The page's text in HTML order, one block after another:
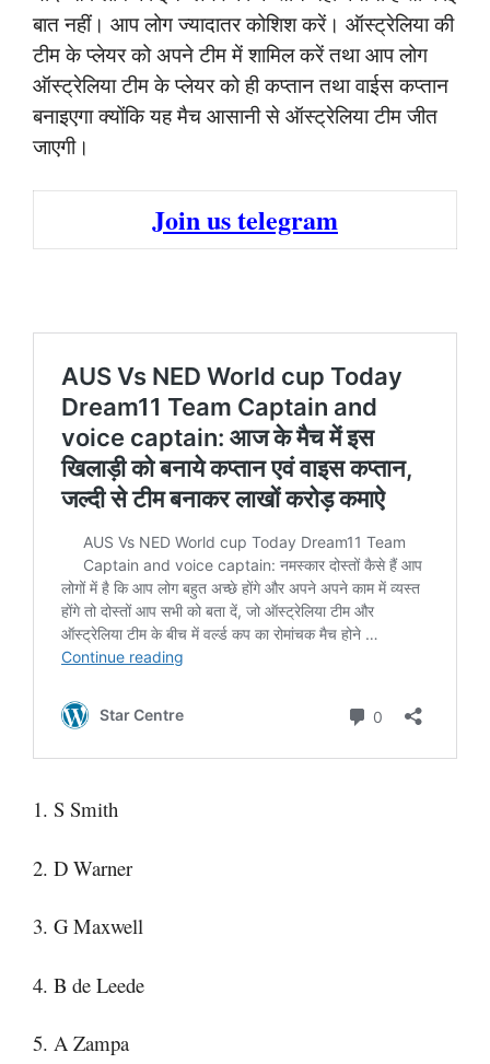
बात नहीं। आप लोग ज्यादातर कोशिश करें। ऑस्ट्रेलिया की
टीम के प्लेयर को अपने टीम में शामिल करें तथा आप लोग
ऑस्ट्रेलिया टीम के प्लेयर को ही कप्तान तथा वाईस कप्तान
बनाइएगा क्योंकि यह मैच आसानी से ऑस्ट्रेलिया टीम जीत
जाएगी।
Join us telegram
1. S Smith
2. D Warner
3. G Maxwell
4. B de Leede
5. A Zampa